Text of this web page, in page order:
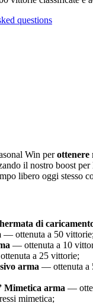
questions
Win perottenere
il nostro boost
libero oggi stesso
di
— ottenuta a 50
— ottenuta a 10
a 25 vittorie;
arma — ottenuta a
Mimetica arma —
mimetica;